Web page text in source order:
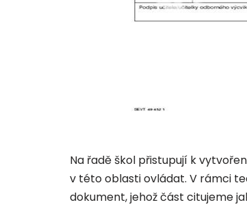
Na řadě škol přistupují k
v této oblasti ovládat. V rámci
dokument, jehož část citujeme